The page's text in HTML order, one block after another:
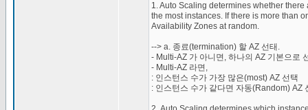
1. Auto Scaling determines whether
the most instances. If there is more than
Availability Zones at random.
--> a. 종료(termination) 할 AZ 선태.
- Multi-AZ 가 아니면, 하나의 AZ 기본으로
- Multi-AZ 라면,
: 인스턴스 수가 가장 많은(most) AZ 선택
: 인스턴스 수가 같다면 자동(Random) AZ